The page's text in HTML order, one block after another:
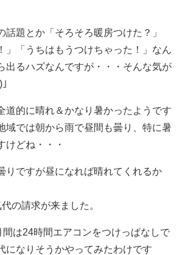
話題とか「そろそろ暖房つけた？」
」「うちはもうつけちゃった！」なん
出るハズなんですが・・・そんな気が
道的に晴れ＆かなり暑かったようです
域では朝から雨で昼間も曇り、特に暑
けどね・・・
りですが昼になれば晴れてくれるか
の請求が来ました。
は24時間エアコンをつけっぱなしで
になりそうかやってみたわけです